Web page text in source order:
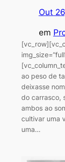
Out
em
ao peso de
deixasse
do carrasco,
ambos ao
cultivar uma
uma…